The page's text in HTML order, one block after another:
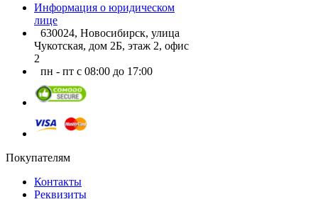
Информация о юридическом
лице
630024, Новосибирск, улица
Чукотская, дом 2Б, этаж 2, офис
2
пн - пт с 08:00 до 17:00
Покупателям
Контакты
Реквизиты